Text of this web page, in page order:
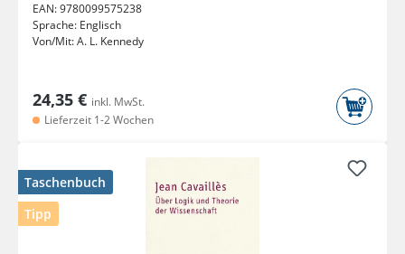
EAN:9780099575238
Sprache: Englisch
Von/Mit:A. L. Kennedy
24,35 € inkl. MwSt.
Lieferzeit 1-2 Wochen
Taschenbuch
Tipp